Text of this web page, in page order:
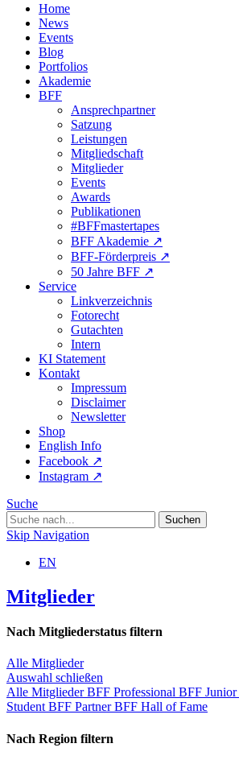
Home
News
Events
Blog
Portfolios
Akademie
BFF
Ansprechpartner
Satzung
Leistungen
Mitgliedschaft
Mitglieder
Events
Awards
Publikationen
#BFFmastertapes
BFF Akademie ↗︎
BFF-Förderpreis ↗︎
50 Jahre BFF ↗︎
Service
Linkverzeichnis
Fotorecht
Gutachten
Intern
KI Statement
Kontakt
Impressum
Disclaimer
Newsletter
Shop
English Info
Facebook ↗︎
Instagram ↗︎
Suche
Skip Navigation
EN
Mitglieder
Nach Mitgliederstatus filtern
Alle Mitglieder
Auswahl schließen
Alle MitgliederBFF Professional BFF Junior
Student BFF PartnerBFF Hall of Fame
Nach Region filtern